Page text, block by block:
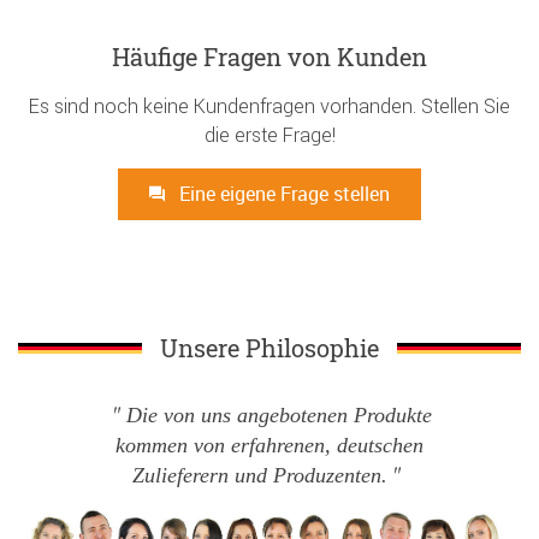
Häufige Fragen von Kunden
Es sind noch keine Kundenfragen vorhanden. Stellen Sie
die erste Frage!
Eine eigene Frage stellen
Unsere Philosophie
Die von uns angebotenen Produkte
kommen von erfahrenen, deutschen
Zulieferern und Produzenten.